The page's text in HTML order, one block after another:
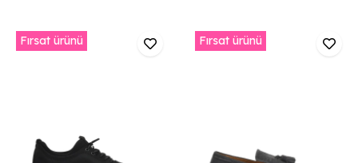
Fırsat ürünü Fırsat ürünü